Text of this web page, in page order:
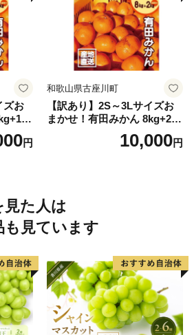
ズお
ま
/ 訳
円
和歌山県古座川町
【訳あり】2S～3Lサイズお
まかせ！有田みかん 8kg+2kg
保証分 11月から12月下旬ま
でに順次発送致します。 / 訳
10,000円
見た人は
も見ています